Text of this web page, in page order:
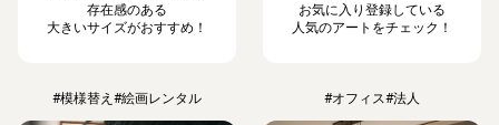
存在感のある
大きいサイズがおすすめ！
お気に入り登録している
人気のアートをチェック！
#模様替え #絵画レンタル #オフィス#法人